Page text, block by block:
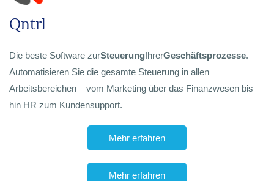
Qntrl
Die beste Software zurSteuerungIhrerGeschäftsprozesse.
Automatisieren Sie die gesamte Steuerung in allen
Arbeitsbereichen – vom Marketing über das Finanzwesen bis
hin HR zum Kundensupport.
Mehr erfahren
Mehr erfahren